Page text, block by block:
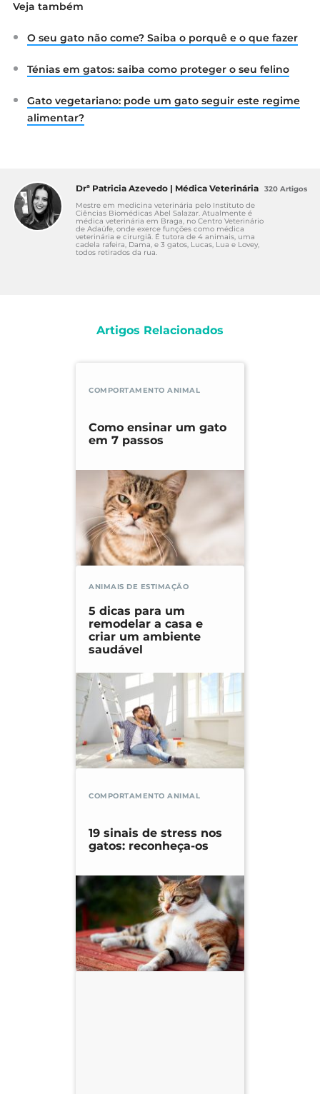
Items Toxic to Dogs and Cats. Front Vet Sci.
doi:10.3389/fvets.2016.00026. Disponível em:
PMC4801869/
Veja também
O seu gato não come? Saiba o porquê e o que fazer
Ténias em gatos: saiba como proteger o seu felino
Gato vegetariano: pode um gato seguir este regime
alimentar?
Drª Patricia Azevedo | Médica Veterinária
Mestre em medicina veterinária pelo Instituto de
Ciências Biomédicas Abel Salazar. Atualmente é
médica veterinária em Braga, no Centro Veterinário
de Adaúfe, onde exerce funções como médica
veterinária e cirurgiã. É tutora de 4 animais, uma
cadela rafeira, Dama, e 3 gatos, Lucas, Lua e Lovey,
todos retirados da rua.
320 Artigos
Artigos Relacionados
COMPORTAMENTO ANIMAL
Como ensinar um gato
em 7 passos
ANIMAIS DE ESTIMAÇÃO
5 dicas para um
remodelar a casa e
criar um ambiente
saudável
COMPORTAMENTO ANIMAL
19 sinais de stress nos
gatos: reconheça-os